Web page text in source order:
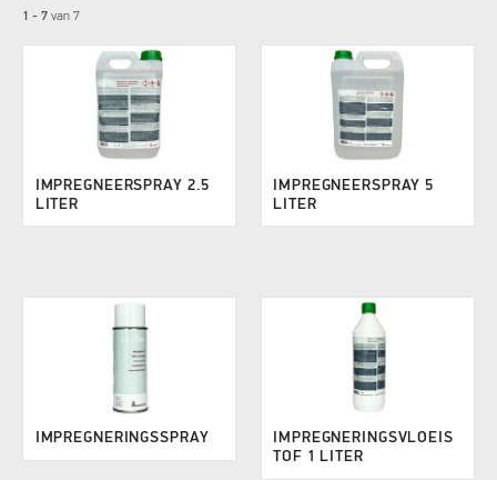
1 - 7van 7
IMPREGNEERSPRAY 2.5
LITER
IMPREGNEERSPRAY 5
LITER
IMPREGNERINGSSPRAY
IMPREGNERINGSVLOEIS
TOF 1 LITER